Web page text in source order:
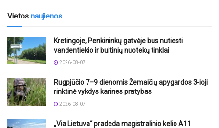
Vietos naujienos
Kretingoje, Penkininkų gatvėje bus nutiesti
vandentiekio ir buitinių nuotekų tinklai
2026-08-07
Rugpjūčio 7–9 dienomis Žemaičių apygardos 3-ioji
rinktinė vykdys karines pratybas
2026-08-07
„Via Lietuva“ pradeda magistralinio kelio A11